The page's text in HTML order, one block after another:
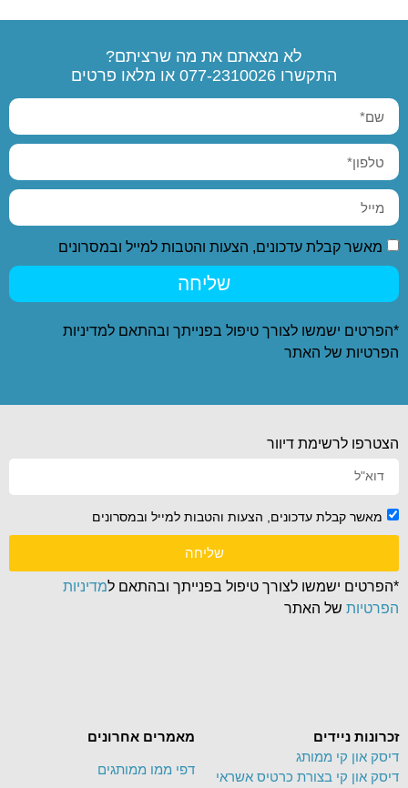
לא מצאתם את מה שרציתם?
התקשרו 077-2310026 או מלאו פרטים
מאשר קבלת עדכונים, הצעות והטבות למייל ובמסרונים
שליחה
*הפרטים ישמשו לצורך טיפול בפנייתך ובהתאם למדיניות
הפרטיות של האתר
מאמרים אחרונים
דפי ממו ממותגים
זכרונות ניידים
דיסק און קי ממותג
דיסק און קי בצורת כרטיס אשראי
הצטרפו לרשימת דיוור
מאשר קבלת עדכונים, הצעות והטבות למייל ובמסרונים
שליחה
*הפרטים ישמשו לצורך טיפול בפנייתך ובהתאם למדיניות
הפרטיות של האתר